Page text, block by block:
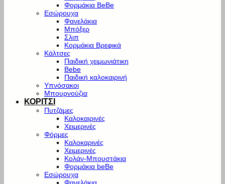
Φορμάκια BeBe
Εσώρουχα
Φανελάκια
Μπόξερ
Σλιπ
Κορμάκια Βρεφικά
Κάλτσες
Παιδική χειμωνιάτικη
Bebe
Παιδική καλοκαιρινή
Υπνόσακοι
Μπουρνούζια
ΚΟΡΙΤΣΙ
Πυτζάμες
Καλοκαιρινές
Χειμερινές
Φόρμες
Καλοκαρινές
Χειμερινές
Κολάν-Μπουστάκια
Φορμάκια beBe
Εσώρουχα